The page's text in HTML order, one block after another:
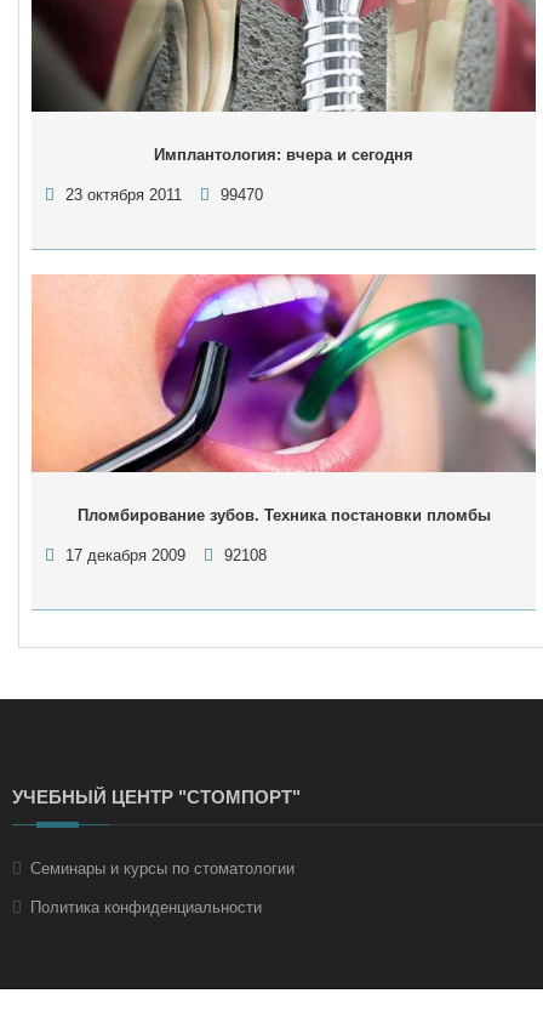
Имплантология: вчера и сегодня
23 октября 2011 99470
Пломбирование зубов. Техника постановки пломбы
17 декабря 2009 92108
УЧЕБНЫЙ ЦЕНТР "СТОМПОРТ"
Семинары и курсы по стоматологии
Политика конфиденциальности